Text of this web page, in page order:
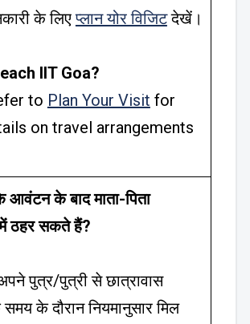
के लिएप्लान योर विजिटदेखें।
IIT Goa?
to Plan Your Visit for
on travel arrangements
आवंटन के बाद माता-पिता
में ठहर सकते हैं?
अपने पुत्र/पुत्री से छात्रावास
के दौरान नियमानुसार मिल